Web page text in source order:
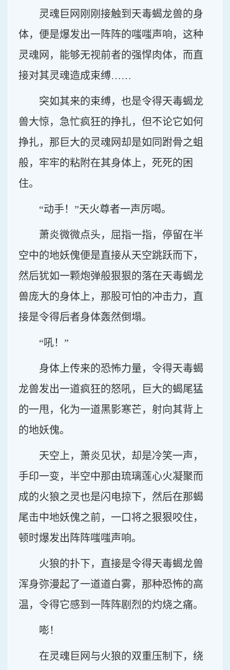
灵魂巨网刚刚接触到天毒蝎龙兽的身
体，便是爆发出一阵阵的嗤嗤声响，这种
灵魂网，能够无视前者的强悍肉体，而直
接对其灵魂造成束缚……
突如其来的束缚，也是令得天毒蝎龙
兽大惊，急忙疯狂的挣扎，但不论它如何
挣扎，那巨大的灵魂网却是如同跗骨之蛆
般，牢牢的粘附在其身体上，死死的困
住。
“动手！”天火尊者一声厉喝。
萧炎微微点头，屈指一指，停留在半
空中的地妖傀便是直接从天空跳跃而下，
然后犹如一颗炮弹般狠狠的落在天毒蝎龙
兽庞大的身体上，那股可怕的冲击力，直
接是令得后者身体轰然倒塌。
“吼！”
身体上传来的恐怖力量，令得天毒蝎
龙兽发出一道疯狂的怒吼，巨大的蝎尾猛
的一甩，化为一道黑影寒芒，射向其背上
的地妖傀。
天空上，萧炎见状，却是冷笑一声，
手印一变，半空中那由琉璃莲心火凝聚而
成的火狼之灵也是闪电掠下，然后在那蝎
尾击中地妖傀之前，一口将之狠狠咬住，
顿时爆发出阵阵嗤嗤声响。
火狼的扑下，直接是令得天毒蝎龙兽
浑身弥漫起了一道道白雾，那种恐怖的高
温，令得它感到一阵阵剧烈的灼烧之痛。
嘭！
在灵魂巨网与火狼的双重压制下，绕